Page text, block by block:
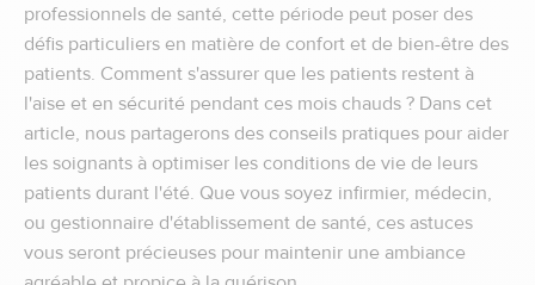
professionnels de santé, cette période peut poser des
défis particuliers en matière de confort et de bien-être des
patients. Comment s'assurer que les patients restent à
l'aise et en sécurité pendant ces mois chauds ? Dans cet
article, nous partagerons des conseils pratiques pour aider
les soignants à optimiser les conditions de vie de leurs
patients durant l'été. Que vous soyez infirmier, médecin,
ou gestionnaire d'établissement de santé, ces astuces
vous seront précieuses pour maintenir une ambiance